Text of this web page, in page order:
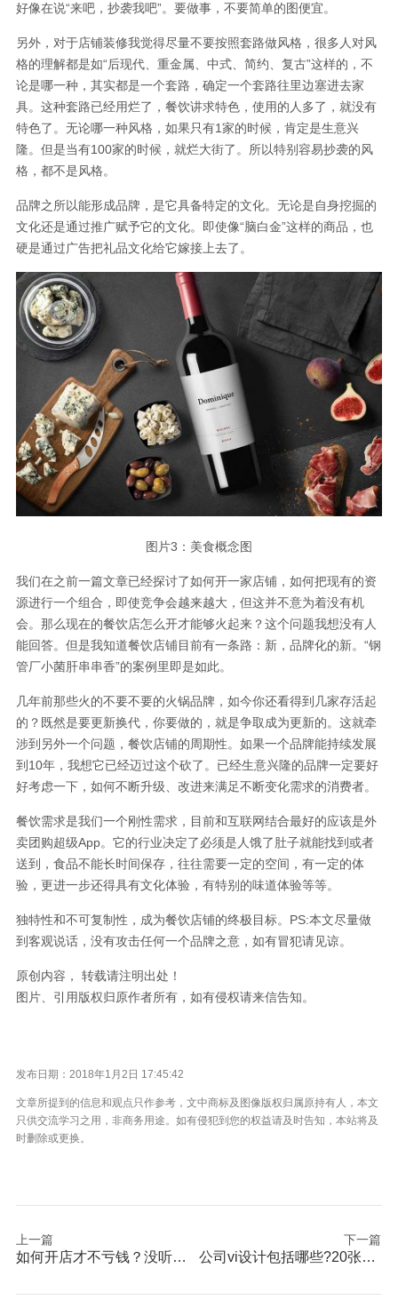
好像在说“来吧，抄袭我吧”。要做事，不要简单的图便宜。
另外，对于店铺装修我觉得尽量不要按照套路做风格，很多人对风
格的理解都是如“后现代、重金属、中式、简约、复古”这样的，不
论是哪一种，其实都是一个套路，确定一个套路往里边塞进去家
具。这种套路已经用烂了，餐饮讲求特色，使用的人多了，就没有
特色了。无论哪一种风格，如果只有1家的时候，肯定是生意兴
隆。但是当有100家的时候，就烂大街了。所以特别容易抄袭的风
格，都不是风格。
品牌之所以能形成品牌，是它具备特定的文化。无论是自身挖掘的
文化还是通过推广赋予它的文化。即使像“脑白金”这样的商品，也
硬是通过广告把礼品文化给它嫁接上去了。
图片3：美食概念图
我们在之前一篇文章已经探讨了如何开一家店铺，如何把现有的资
源进行一个组合，即使竞争会越来越大，但这并不意为着没有机
会。那么现在的餐饮店怎么开才能够火起来？这个问题我想没有人
能回答。但是我知道餐饮店铺目前有一条路：新，品牌化的新。“钢
管厂小菌肝串串香”的案例里即是如此。
几年前那些火的不要不要的火锅品牌，如今你还看得到几家存活起
的？既然是要更新换代，你要做的，就是争取成为更新的。这就牵
涉到另外一个问题，餐饮店铺的周期性。如果一个品牌能持续发展
到10年，我想它已经迈过这个砍了。已经生意兴隆的品牌一定要好
好考虑一下，如何不断升级、改进来满足不断变化需求的消费者。
餐饮需求是我们一个刚性需求，目前和互联网结合最好的应该是外
卖团购超级App。它的行业决定了必须是人饿了肚子就能找到或者
送到，食品不能长时间保存，往往需要一定的空间，有一定的体
验，更进一步还得具有文化体验，有特别的味道体验等等。
独特性和不可复制性，成为餐饮店铺的终极目标。PS:本文尽量做
到客观说话，没有攻击任何一个品牌之意，如有冒犯请见谅。
原创内容， 转载请注明出处！
图片、引用版权归原作者所有，如有侵权请来信告知。
发布日期：2018年1月2日 17:45:42
文章所提到的信息和观点只作参考，文中商标及图像版权归属原持有人，本文
只供交流学习之用，非商务用途。如有侵犯到您的权益请及时告知，本站将及
时删除或更换。
上一篇
如何开店才不亏钱？没听懂马云的话不得了！
下一篇
公司vi设计包括哪些?20张图告诉你